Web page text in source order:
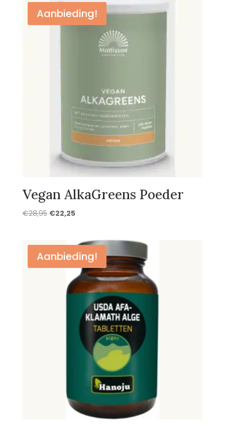
Aanbieding!
Vegan AlkaGreens Poeder
€28,95 Oorspronkelijke
€28,95.
€22,25Huidige
€22,25.
Aanbieding!